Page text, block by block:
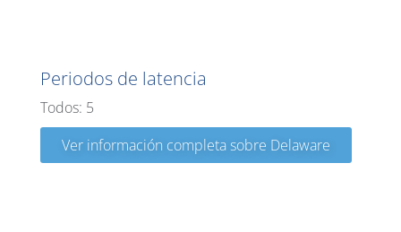
Periodos de latencia
Todos: 5
Ver información completa sobre Delaware